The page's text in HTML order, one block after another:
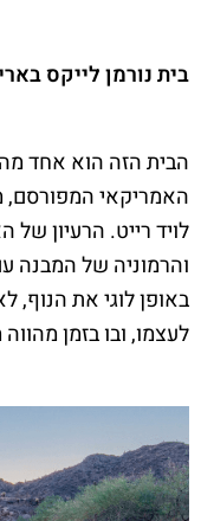
בית נורמן לייקס
הבית הזה הוא אחד
האמריקאי המפורסם,
לויד רייט. הרעיון
והרמוניה של המבנה
באופן לוגי את
לעצמו, ובו בזמן מהווה